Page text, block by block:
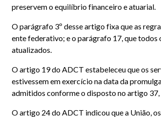
preservem o equilíbrio financeiro e atuarial.
O parágrafo 3º desse artigo fixa que as
ente federativo; e o parágrafo 17, que
atualizados.
O artigo 19 do ADCT estabeleceu que os
estivessem em exercício na data da
admitidos conforme o disposto no artigo
O artigo 24 do ADCT indicou que a União,